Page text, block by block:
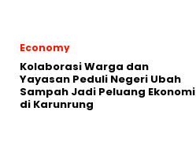
Economy
Kolaborasi Warga dan
Yayasan Peduli Negeri Ubah
Sampah Jadi Peluang Ekonomi
di Karunrung